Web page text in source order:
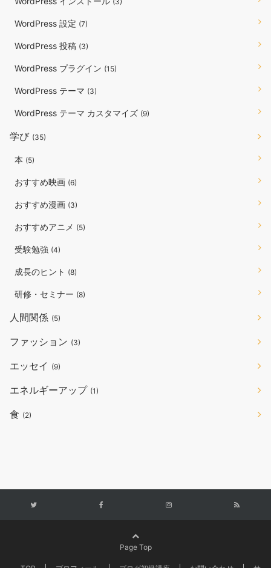
WordPress 設定 (7)
WordPress 投稿 (3)
WordPress プラグイン (15)
WordPress テーマ (3)
WordPress テーマ カスタマイズ (9)
学び (35)
本 (5)
おすすめ映画 (6)
おすすめ漫画 (3)
おすすめアニメ (5)
受験勉強 (4)
成長のヒント (8)
研修・セミナー (8)
人間関係 (5)
ファッション (3)
エッセイ (9)
エネルギーアップ (1)
食 (2)
Page Top